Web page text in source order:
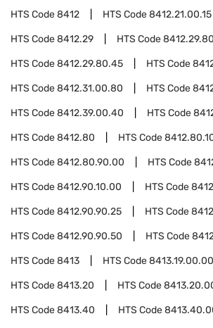
HTS Code8412 HTS Code8412.21.00.15
HTS Code8412.29 HTS Code
HTS Code8412.29.80.45 HTS Code
HTS Code8412.31.00.80 HTS Code
HTS Code8412.39.00.40 HTS Code
HTS Code8412.80 HTS Code
HTS Code8412.80.90.00 HTS Code
HTS Code8412.90.10.00 HTS Code
HTS Code8412.90.90.25 HTS Code
HTS Code8412.90.90.50 HTS Code
HTS Code8413 HTS Code8413.19.00.00
HTS Code8413.20 HTS Code
HTS Code8413.40 HTS Code